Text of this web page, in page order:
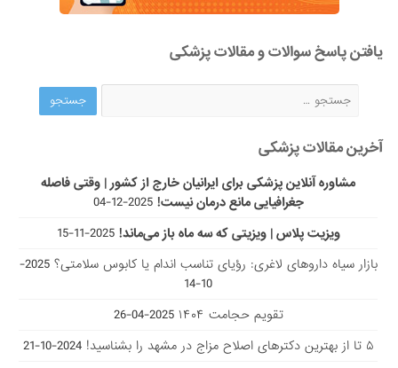
یافتن پاسخ سوالات و مقالات پزشکی
آخرین مقالات پزشکی
مشاوره آنلاین پزشکی برای ایرانیان خارج از کشور | وقتی فاصله
جغرافیایی مانع درمان نیست! 2025-12-04
ویزیت پلاس | ویزیتی که سه ماه باز می‌ماند! 2025-11-15
بازار سیاه داروهای لاغری: رؤیای تناسب اندام یا کابوس سلامتی؟
2025-
10-14
تقویم حجامت ۱۴۰۴
2025-04-26
۵ تا از بهترین دکتر‌های اصلاح مزاج در مشهد را بشناسید!
2024-10-21